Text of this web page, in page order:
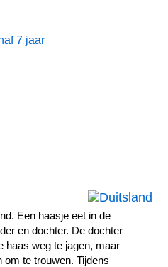
7 jaar
Een haasje eet in de
en dochter. De dochter
haas weg te jagen, maar
om te trouwen. Tijdens